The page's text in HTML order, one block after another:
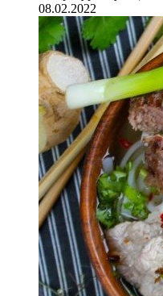
08.02.2022